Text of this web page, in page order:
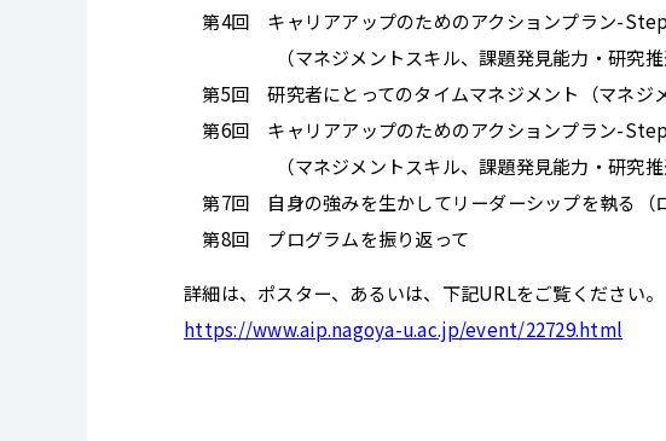
第4回 キャリアアップのためのアクションプラン-
（マネジメントスキル、課題発見能力・研究推
第5回 研究者にとってのタイムマネジメント（マネジ
第6回 キャリアアップのためのアクションプラン-
（マネジメントスキル、課題発見能力・研究推
第7回 自身の強みを生かしてリーダーシップを執る（
第8回 プログラムを振り返って
詳細は、ポスター、あるいは、下記URLをご覧ください。
https://www.aip.nagoya-u.ac.jp/event/22729.html